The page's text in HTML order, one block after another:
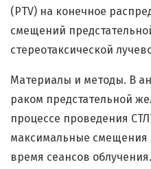
(PTV) на конечное
смещений
стереотаксической
Материалы и методы. В
раком предстательной
процессе проведения
максимальные смещения
время сеансов